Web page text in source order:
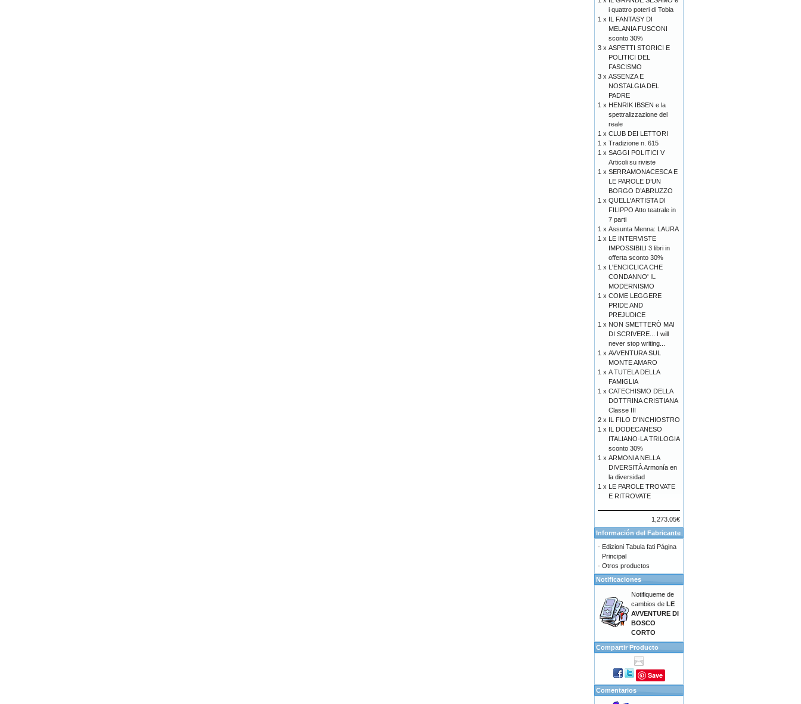
i quattro poteri di Tobia
1 x IL FANTASY DI
MELANIA FUSCONI
sconto 30%
3 x ASPETTI STORICI E
POLITICI DEL
FASCISMO
3 x ASSENZA E
NOSTALGIA DEL
PADRE
1 x HENRIK IBSEN e la
spettralizzazione del
reale
1 x CLUB DEI LETTORI
1 x Tradizione n. 615
1 x SAGGI POLITICI V
Articoli su riviste
1 x SERRAMONACESCA E
LE PAROLE D’UN
BORGO D’ABRUZZO
1 x QUELL'ARTISTA DI
FILIPPO Atto teatrale in
7 parti
1 x Assunta Menna: LAURA
1 x LE INTERVISTE
IMPOSSIBILI 3 libri in
offerta sconto 30%
1 x L'ENCICLICA CHE
CONDANNO' IL
MODERNISMO
1 x COME LEGGERE
PRIDE AND
PREJUDICE
1 x NON SMETTERÒ MAI
DI SCRIVERE... I will
never stop writing...
1 x AVVENTURA SUL
MONTE AMARO
1 x A TUTELA DELLA
FAMIGLIA
1 x CATECHISMO DELLA
DOTTRINA CRISTIANA
Classe III
2 x IL FILO D'INCHIOSTRO
1 x IL DODECANESO
ITALIANO-LA TRILOGIA
sconto 30%
1 x ARMONIA NELLA
DIVERSITÀ Armonía en
la diversidad
1 x LE PAROLE TROVATE
E RITROVATE
1,273.05€
Información del Fabricante
- Edizioni Tabula fati Página
Principal
- Otros productos
Notificaciones
Notifiqueme de
cambios de LE
AVVENTURE DI
BOSCO
CORTO
Compartir Producto
Save
Comentarios